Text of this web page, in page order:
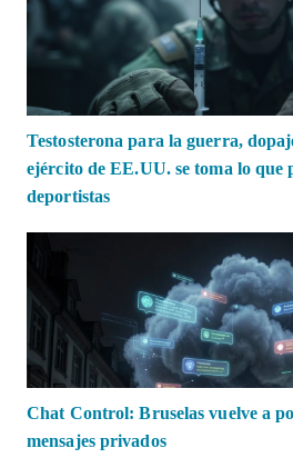
Testosterona para la guerra,
ejército de EE.UU. se toma lo que
deportistas
Chat Control: Bruselas vuelve a
mensajes privados